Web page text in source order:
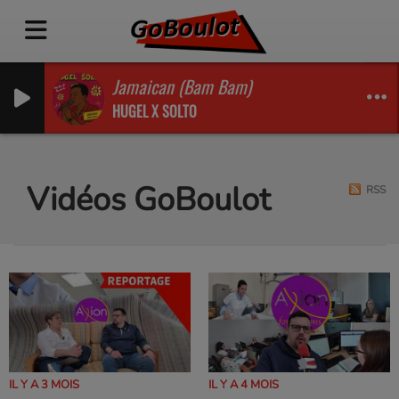
Jamaican (Bam Bam)
HUGEL X SOLTO
Vidéos GoBoulot RSS
IL Y A 3 MOIS IL Y A 4 MOIS